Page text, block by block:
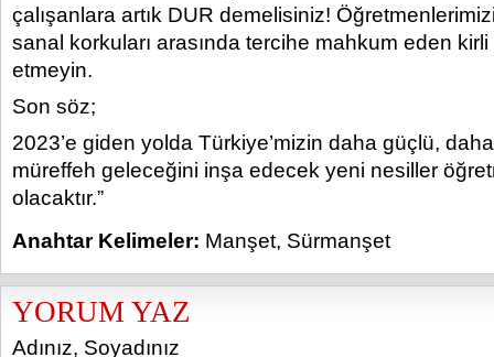
çalışanlara artık DUR demelisiniz!
sanal korkuları arasında tercihe mahkum eden
etmeyin.
Son söz;
2023’e giden yolda Türkiye’mizin daha güçlü,
müreffeh geleceğini inşa edecek yeni nesiller
olacaktır.”
Anahtar Kelimeler: Manşet, Sürmanşet
YORUM YAZ
Adınız, Soyadınız